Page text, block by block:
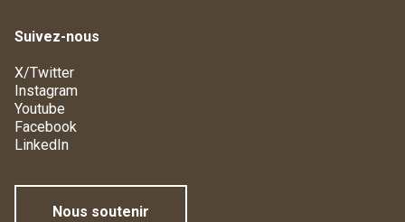
Suivez-nous
X/Twitter
Instagram
Youtube
Facebook
LinkedIn
Nous soutenir